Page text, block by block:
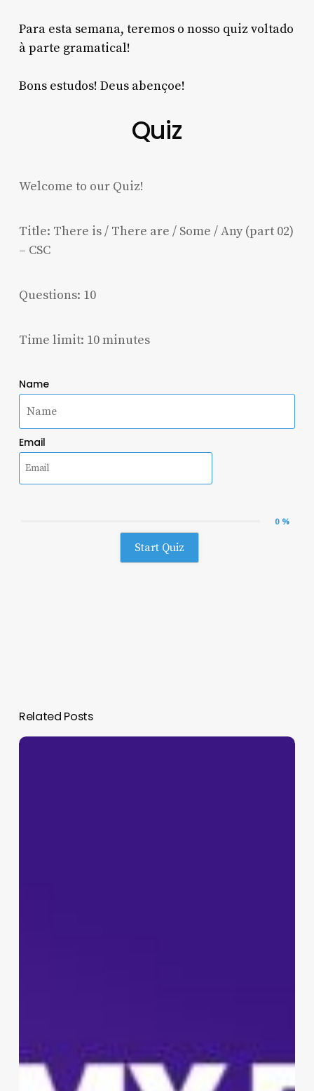
Para esta semana, teremos o nosso quiz voltado
à parte gramatical!
Bons estudos! Deus abençoe!
Quiz
Welcome to our Quiz!
Title: There is / There are / Some / Any (part 02)
– CSC
Questions: 10
Time limit: 10 minutes
Name
Email
0 %
Start Quiz
Related Posts